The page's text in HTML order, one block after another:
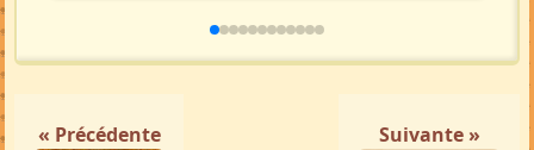
« Précédente Suivante »